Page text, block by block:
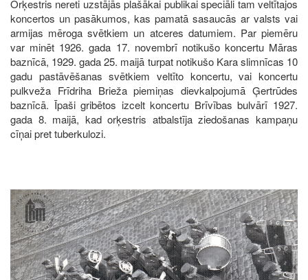
Orķestris nereti uzstājās plašākai publikai speciāli tam veltītajos
koncertos un pasākumos, kas pamatā sasaucās ar valsts vai
armijas mēroga svētkiem un atceres datumiem. Par piemēru
var minēt 1926. gada 17. novembrī notikušo koncertu Māras
baznīcā, 1929. gada 25. maijā turpat notikušo Kara slimnīcas 10
gadu pastāvēšanas svētkiem veltīto koncertu, vai koncertu
pulkveža Frīdriha Brieža piemiņas dievkalpojumā Ģertrūdes
baznīcā. Īpaši gribētos izcelt koncertu Brīvības bulvārī 1927.
gada 8. maijā, kad orķestris atbalstīja ziedošanas kampaņu
cīņai pret tuberkulozi.
Image